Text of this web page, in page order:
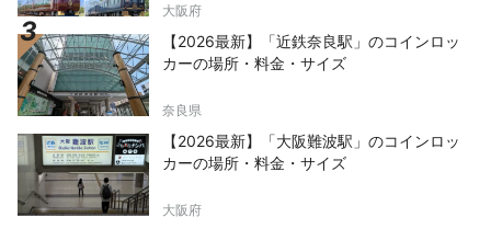
大阪府
【2026最新】「近鉄奈良駅」のコインロッ
カーの場所・料金・サイズ
奈良県
【2026最新】「大阪難波駅」のコインロッ
カーの場所・料金・サイズ
大阪府